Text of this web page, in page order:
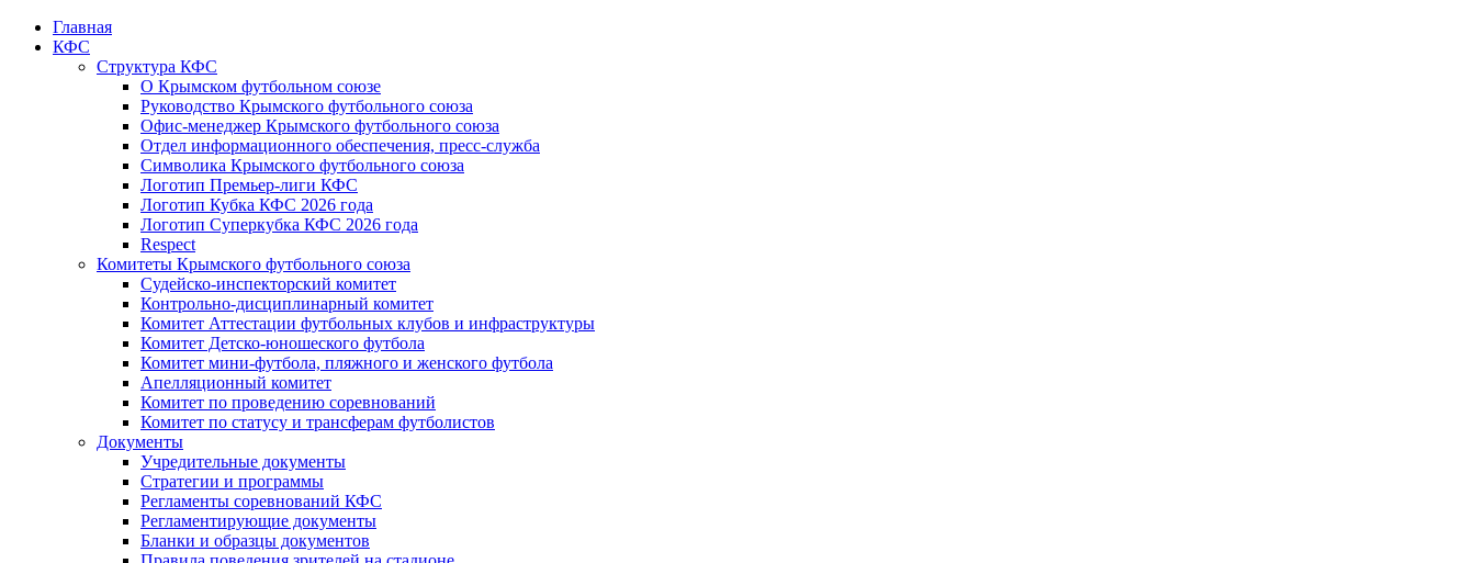
Главная
КФС
Структура КФС
О Крымском футбольном союзе
Руководство Крымского футбольного союза
Офис-менеджер Крымского футбольного союза
Отдел информационного обеспечения, пресс-служба
Символика Крымского футбольного союза
Логотип Премьер-лиги КФС
Логотип Кубка КФС 2026 года
Логотип Суперкубка КФС 2026 года
Respect
Комитеты Крымского футбольного союза
Судейско-инспекторский комитет
Контрольно-дисциплинарный комитет
Комитет Аттестации футбольных клубов и инфраструктуры
Комитет Детско-юношеского футбола
Комитет мини-футбола, пляжного и женского футбола
Апелляционный комитет
Комитет по проведению соревнований
Комитет по статусу и трансферам футболистов
Документы
Учредительные документы
Стратегии и программы
Регламенты соревнований КФС
Регламентирующие документы
Бланки и образцы документов